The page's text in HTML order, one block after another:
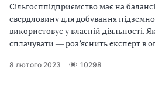
Сільгосппідприємство має на
свердловину для добування
використовує у власній діяльності.
сплачувати ― роз’яснить експерт в
8 лютого 2023 10298